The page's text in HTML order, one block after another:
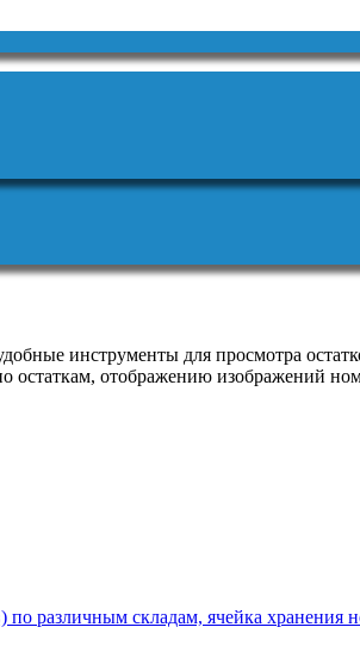
инструменты для просмотра
отображению изображений
различным складам, ячейка хранения